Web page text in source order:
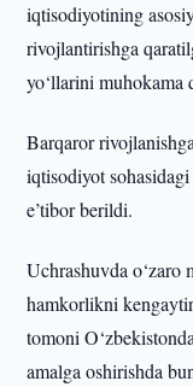
iqtisodiyotining
rivojlantirishga
yo‘llarini muhokama
Barqaror
iqtisodiyot
e’tibor berildi.
Uchrashuvda o‘zaro
hamkorlikni
tomoni
amalga oshirishda